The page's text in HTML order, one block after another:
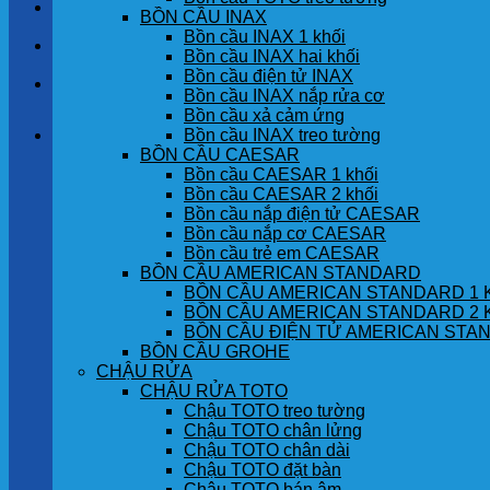
GÓC KHÁCH HÀNG
Chưa có sản phẩm trong giỏ hàng.
BỒN CẦU INAX
Bồn cầu INAX 1 khối
Bồn cầu INAX hai khối
Bồn cầu điện tử INAX
Bồn cầu INAX nắp rửa cơ
Bồn cầu xả cảm ứng
Bồn cầu INAX treo tường
BỒN CẦU CAESAR
Bồn cầu CAESAR 1 khối
Bồn cầu CAESAR 2 khối
Bồn cầu nắp điện tử CAESAR
Bồn cầu nắp cơ CAESAR
Bồn cầu trẻ em CAESAR
BỒN CẦU AMERICAN STANDARD
BỒN CẦU AMERICAN STANDARD 1
BỒN CẦU AMERICAN STANDARD 2
BỒN CẦU ĐIỆN TỬ AMERICAN
BỒN CẦU GROHE
CHẬU RỬA
CHẬU RỬA TOTO
Chậu TOTO treo tường
Chậu TOTO chân lửng
Chậu TOTO chân dài
Chậu TOTO đặt bàn